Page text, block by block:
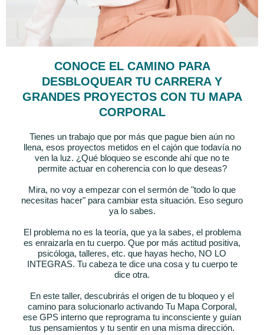
CONOCE EL CAMINO PARA
DESBLOQUEAR TU CARRERA Y
GRANDES PROYECTOS CON TU MAPA
CORPORAL
Tienes un trabajo que por más que pague bien aún no
llena, esos proyectos metidos en el cajón que todavía no
ven la luz. ¿Qué bloqueo se esconde ahí que no te
permite actuar en coherencia con lo que deseas?
Mira, no voy a empezar con el sermón de "todo lo que
necesitas hacer" para cambiar esta situación. Eso seguro
ya lo sabes.
El problema no es la teoría, que ya la sabes, el problema
es enraizarla en tu cuerpo. Que por más actitud positiva,
psicóloga, talleres, etc. que hayas hecho, NO LO
INTEGRAS. Tu cabeza te dice una cosa y tu cuerpo te
dice otra.
En este taller, descubrirás el origen de tu bloqueo y el
camino para solucionarlo activando Tu Mapa Corporal,
ese GPS interno que reprograma tu inconsciente y guían
tus pensamientos y tu sentir en una misma dirección.